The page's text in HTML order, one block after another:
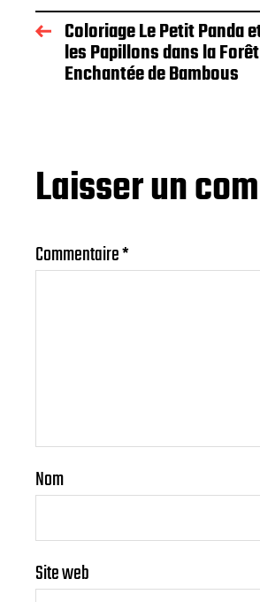
Coloriage Le Petit Panda
les Papillons dans la Forêt
Enchantée de Bambous
Laisser un
Commentaire*
Nom
Site web